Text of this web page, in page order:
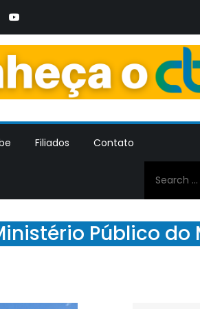
Estaduais
Filiados
Contato
for:
Público do